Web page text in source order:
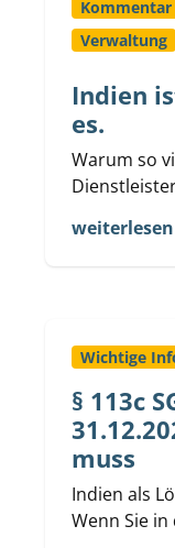
Kommentar
Verwaltung
Indien
es.
Warum so
weiterlesen
Wichtige
§ 113c
muss
Indien als
Wenn Sie